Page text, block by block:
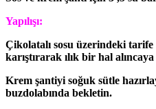
Yapılışı:
Çikolatalı sosu üzerindeki
karıştırarak ılık bir hal
Krem şantiyi soğuk sütle
buzdolabında bekletin.